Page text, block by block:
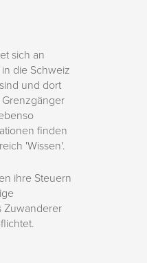
sich an
die Schweiz
und dort
finden
'Wissen'.
ihre Steuern
Zuwanderer